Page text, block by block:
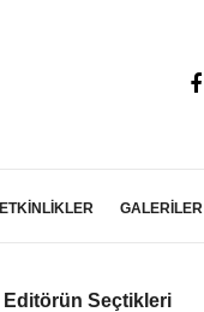
ETKİNLİKLER GALERİLER
Editörün Seçtikleri